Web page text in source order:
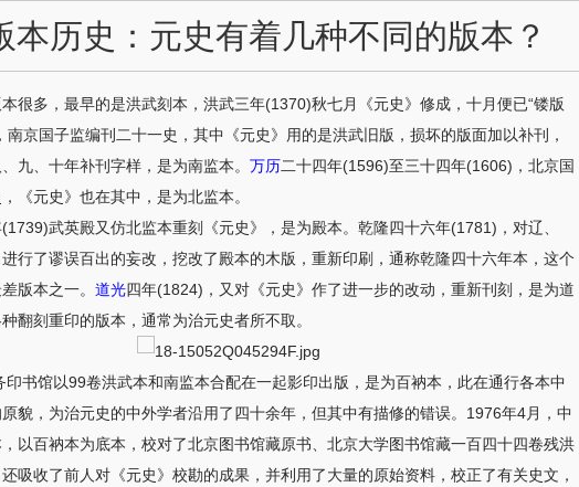
本历史：元史有着几种不同的版本？
多，最早的是洪武刻本，洪武三年(1370)秋七月《元史》修成，十月便已“镂版
南京国子监编刊二十一史，其中《元史》用的是洪武旧版，损坏的版面加以补刊，
九、十年补刊字样，是为南监本。 万历二十四年(1596)至三十四年(1606)，北京国
《元史》也在其中，是为北监本。
武英殿又仿北监本重刻《元史》，是为殿本。乾隆四十六年(1781)，对辽、
行了谬误百出的妄改，挖改了殿本的木版，重新印刷，通称乾隆四十六年本，这个
版本之一。 道光四年(1824)，又对《元史》作了进一步的改动，重新刊刻，是为道
翻刻重印的版本，通常为治元史者所不取。
馆以99卷洪武本和南监本合配在一起影印出版，是为百衲本，此在通行各本中
貌，为治元史的中外学者沿用了四十余年，但其中有描修的错误。1976年4月，中
以百衲本为底本，校对了北京图书馆藏原书、北京大学图书馆藏一百四十四卷残洪
吸收了前人对《元史》校勘的成果，并利用了大量的原始资料，校正了有关史文，